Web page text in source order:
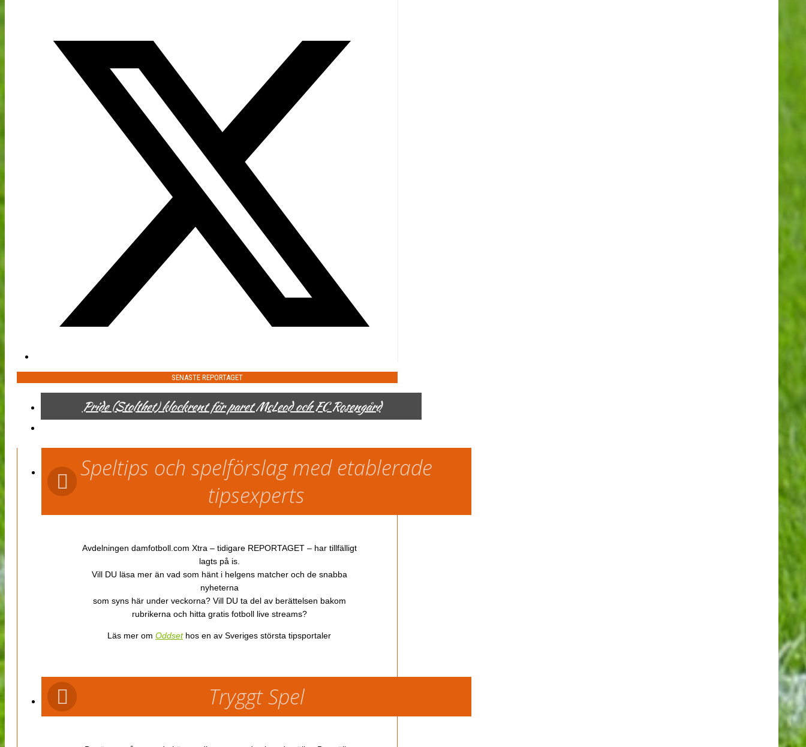
SENASTE REPORTAGET
Pride (Stolthet) klockrent för paret McLeod och FC Rosengård
Speltips och spelförslag med etablerade
tipsexperts
Avdelningen damfotboll.com Xtra – tidigare REPORTAGET – har tillfälligt
lagts på is.
Vill DU läsa mer än vad som hänt i helgens matcher och de snabba
nyheterna
som syns här under veckorna? Vill DU ta del av berättelsen bakom
rubrikerna och hitta gratis fotboll live streams?
Läs mer om Oddsethos en av Sveriges största tipsportaler
Tryggt Spel